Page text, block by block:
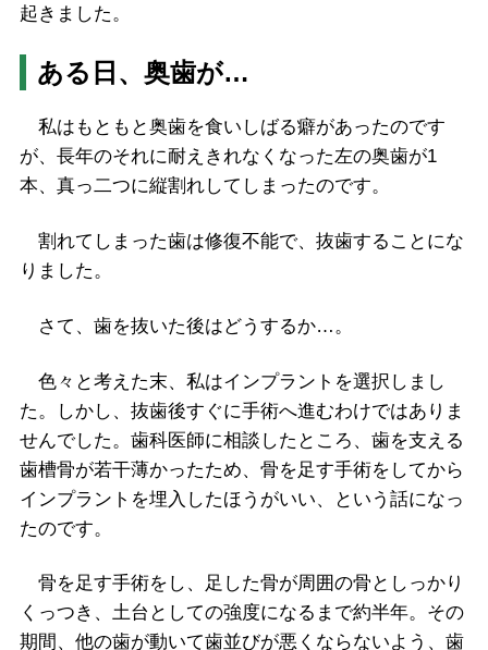
起きました。
ある日、奥歯が…
私はもともと奥歯を食いしばる癖があったのです
が、長年のそれに耐えきれなくなった左の奥歯が1
本、真っ二つに縦割れしてしまったのです。
割れてしまった歯は修復不能で、抜歯することにな
りました。
さて、歯を抜いた後はどうするか…。
色々と考えた末、私はインプラントを選択しまし
た。しかし、抜歯後すぐに手術へ進むわけではありま
せんでした。歯科医師に相談したところ、歯を支える
歯槽骨が若干薄かったため、骨を足す手術をしてから
インプラントを埋入したほうがいい、という話になっ
たのです。
骨を足す手術をし、足した骨が周囲の骨としっかり
くっつき、土台としての強度になるまで約半年。その
期間、他の歯が動いて歯並びが悪くならないよう、歯